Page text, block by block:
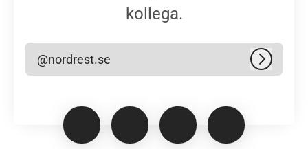
kollega.
@nordrest.se Logga in